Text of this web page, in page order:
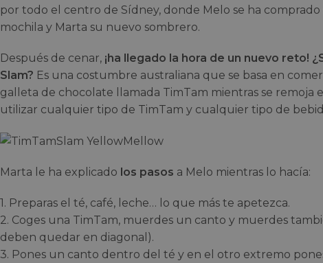
por todo el centro de Sídney, donde Melo se ha
mochila y Marta su nuevo sombrero.
Después de cenar, ¡ha llegado la hora de un nuevo reto!
Slam? Es una costumbre australiana que se basa en
galleta de chocolate llamada TimTam mientras se remoja
utilizar cualquier tipo de TimTam y cualquier tipo de
Marta le ha explicado los pasos a Melo mientras lo hacía:
1. Preparas el té, café, leche… lo que más te apetezca.
2. Coges una TimTam, muerdes un canto y muerdes
deben quedar en diagonal).
3. Pones un canto dentro del té y en el otro extremo